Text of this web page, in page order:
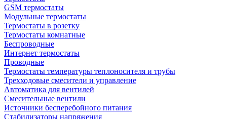
GSM термостаты
Модульные термостаты
Термостаты в розетку
Термостаты комнатные
Беспроводные
Интернет термостаты
Проводные
Термостаты температуры теплоносителя и трубы
Трехходовые смесители и управление
Автоматика для вентилей
Смесительные вентили
Источники бесперебойного питания
Стабилизаторы напряжения